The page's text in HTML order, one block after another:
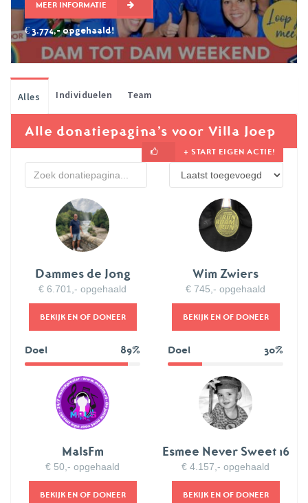
MEER INFORMATIE
€ 3.774,- opgehaald!
Alles Individuelen Team
Alle donatiepagina’s voor Villa Joep
+ START EIGEN ACTIE!
Dammes de Jong
€ 6.701,- opgehaald
BEKIJK EN OF DONEER
Doel 89%
89%
Wim Zwiers
€ 745,- opgehaald
BEKIJK EN OF DONEER
Doel 30%
30%
MalsFm
€ 50,- opgehaald
BEKIJK EN OF DONEER
Esmee Never Sweet 16
€ 4.157,- opgehaald
BEKIJK EN OF DONEER